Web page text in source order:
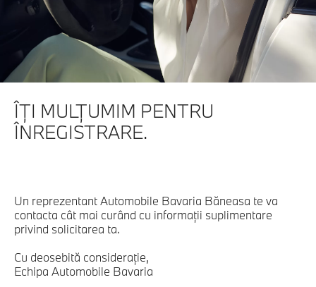
ÎŢI MULŢUMIM PENTRU
ÎNREGISTRARE.
Un reprezentant Automobile Bavaria Băneasa te va
contacta cât mai curând cu informaţii suplimentare
privind solicitarea ta.
Cu deosebită consideraţie,
Echipa Automobile Bavaria